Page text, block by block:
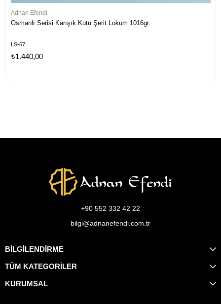
Adnan Efendi
Osmanlı Serisi Karışık Kutu Şerit Lokum 1016gr.
LS-67
₺1.440,00
+90 552 332 42 22
bilgi@adnanefendi.com.tr
BİLGİLENDİRME
TÜM KATEGORİLER
KURUMSAL